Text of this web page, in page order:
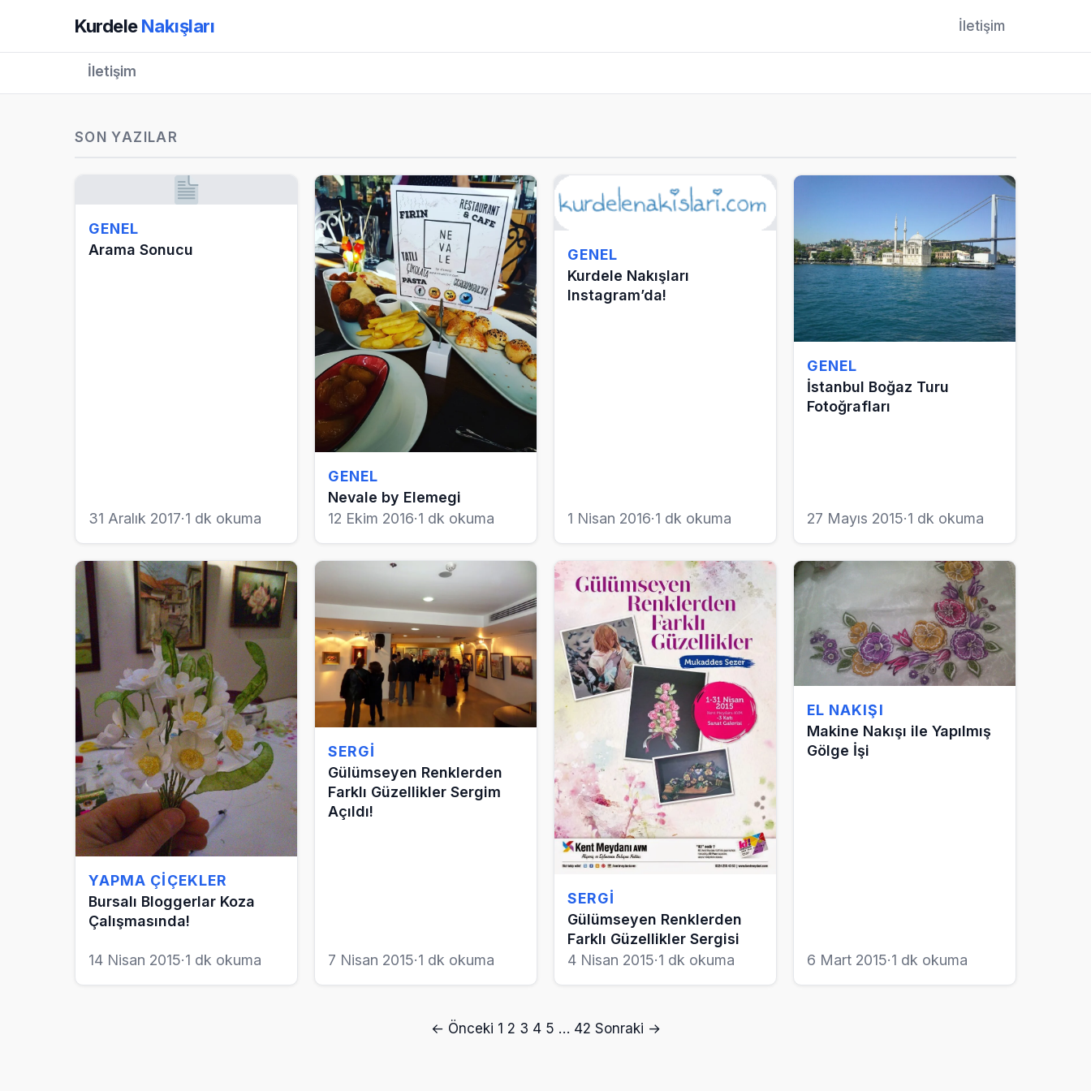
KurdeleNakışları İletişim
İletişim
SON YAZILAR
GENEL
Arama Sonucu
31 Aralık 2017·1 dk okuma
GENEL
Nevale by Elemegi
12 Ekim 2016·1 dk okuma
GENEL
Kurdele Nakışları
Instagram’da!
1 Nisan 2016·1 dk okuma
GENEL
İstanbul Boğaz Turu
Fotoğrafları
27 Mayıs 2015·1 dk okuma
YAPMA ÇIÇEKLER
Bursalı Bloggerlar Koza
Çalışmasında!
14 Nisan 2015·1 dk okuma
SERGI
Gülümseyen Renklerden
Farklı Güzellikler Sergim
Açıldı!
7 Nisan 2015·1 dk okuma
SERGI
Gülümseyen Renklerden
Farklı Güzellikler Sergisi
4 Nisan 2015·1 dk okuma
EL NAKIŞI
Makine Nakışı ile Yapılmış
Gölge İşi
6 Mart 2015·1 dk okuma
← Önceki 1 2 3 4 5 … 42 Sonraki →